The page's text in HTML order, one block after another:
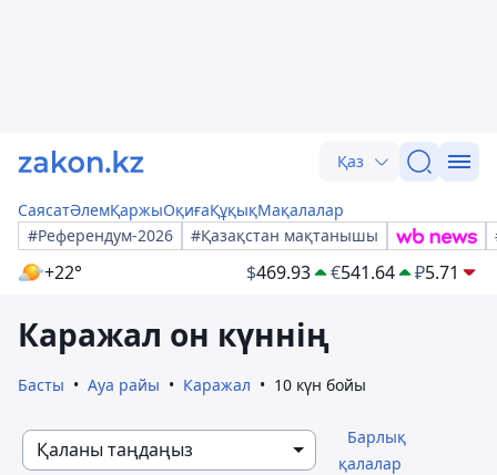
Қаз
СаясатӘлемҚаржыОқиғаҚұқықМақалалар
#Референдум-2026
#Қазақстан мақтанышы
+22° $469.93 €541.64 ₽5.71
Каражал он күннің
Басты Ауа райы Каражал 10 күн бойы
Қаланы таңдаңыз
Барлық
қалалар